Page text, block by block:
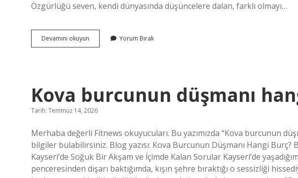
Özgürlüğü seven, kendi dünyasında düşüncelere dalan, farklı olmayı…
Devamını okuyun
burcunun
Yorum Bırak
Kova burcunun düşmanı
Tarih: Temmuz 14, 2026
Merhaba değerli Fitnews okuyucuları. Bu yazımızda “Kova burcunun
bilgiler bulabilirsiniz. Blog yazısı: Kova Burcunun Düşmanı Hangi
Kayseri’de Soğuk Bir Akşam ve İçimde Kalan Sorular Kayseri’de
penceresinden dışarı baktığımda, kışın şehre bıraktığı o sessizliği